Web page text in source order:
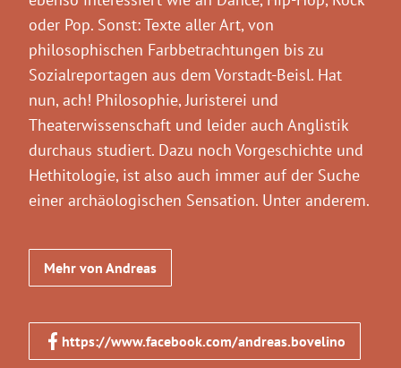
oder Pop. Sonst: Texte aller Art, von
philosophischen Farbbetrachtungen bis zu
Sozialreportagen aus dem Vorstadt-Beisl. Hat
nun, ach! Philosophie, Juristerei und
Theaterwissenschaft und leider auch Anglistik
durchaus studiert. Dazu noch Vorgeschichte und
Hethitologie, ist also auch immer auf der Suche
einer archäologischen Sensation. Unter anderem.
Mehr von Andreas
https://www.facebook.com/andreas.bovelino